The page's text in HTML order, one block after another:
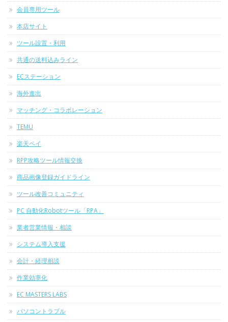
会員専用ツール
本店サイト
ツール設置・利用
共通の送料込みライン
ECステーション
海外進出
マッチング・コラボレーション
TEMU
楽天ペイ
RPP攻略ツール情報交換
商品画像登録ガイドライン
ツール改善コミュニティ
PC 自動化Robotツール「RPA」
業者営業情報・相談
システム導入支援
会計・経理相談
作業効率化
EC MASTERS LABS
パソコントラブル